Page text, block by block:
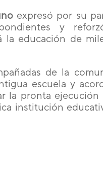
expresó por su
y
la educación de
de la
escuela y
la pronta ejecución
institución